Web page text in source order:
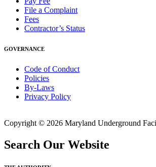
File a Complaint
Fees
Contractor’s Status
GOVERNANCE
Code of Conduct
Policies
By-Laws
Privacy Policy
Copyright © 2026 Maryland Underground
Search Our Website